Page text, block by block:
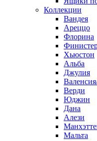
Коллекции
Вандея
Ареццо
Флорина
Хьюстон
Альба
Джулия
Верди
Юджин
Дана
Алези
Мальта